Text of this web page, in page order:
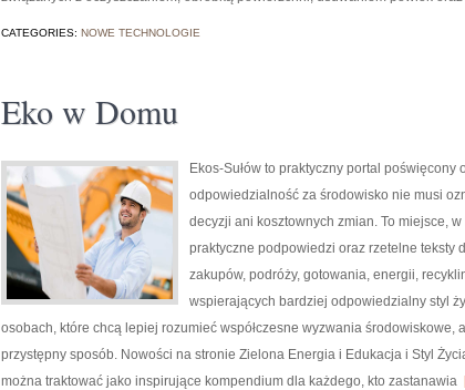
CATEGORIES: NOWE TECHNOLOGIE
Eko w Domu
Ekos-Sułów to praktyczny portal
odpowiedzialność za środowisko nie musi
decyzji ani kosztownych zmian. To miejsce,
praktyczne podpowiedzi oraz rzetelne teksty
zakupów, podróży, gotowania, energii,
wspierających bardziej odpowiedzialny styl
osobach, które chcą lepiej rozumieć współczesne wyzwania
przystępny sposób. Nowości na stronie Zielona Energia i Edukacja i Styl
można traktować jako inspirujące kompendium dla każdego, kto zastanawia